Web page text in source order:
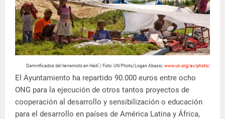
Damnificados del terremoto en Haití / Foto: UN Photo/Logan Abassi. www.un.org/av/photo/
El Ayuntamiento ha repartido 90.000 euros entre ocho
ONG para la ejecución de otros tantos proyectos de
cooperación al desarrollo y sensibilización o educación
para el desarrollo en países de América Latina y África,